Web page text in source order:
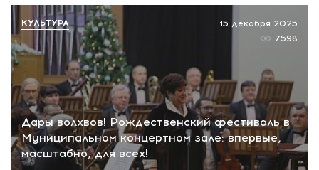
Дары волхвов! Рождественский фестиваль в
Муниципальном концертном зале: впервые,
масштабно, для всех!
15 декабря 2025
7598
КУЛЬТУРА